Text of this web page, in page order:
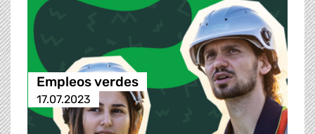
Empleos verdes
17.07.2023